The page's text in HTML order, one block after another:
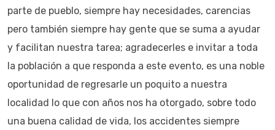
parte de pueblo, siempre hay necesidades, carencias
pero también siempre hay gente que se suma a ayudar
y facilitan nuestra tarea; agradecerles e invitar a toda
la población a que responda a este evento, es una noble
oportunidad de regresarle un poquito a nuestra
localidad lo que con años nos ha otorgado, sobre todo
una buena calidad de vida, los accidentes siempre